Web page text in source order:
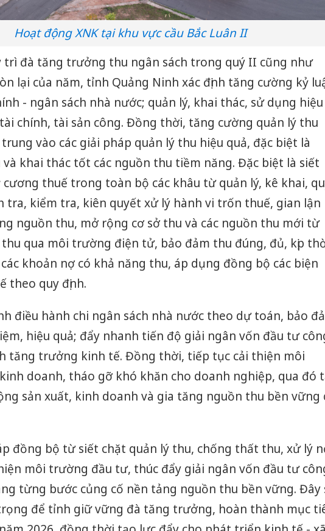
Hoạt động XNK tại khu vực cầu Bắc Luân II
trì đà tăng trưởng thu ngân sách trong quý II cũng như
lại của năm, tỉnh Quảng Ninh xác định tăng cường kỷ
- ngân sách nhà nước; quản lý, khai thác, sử dụng hiệu
chính, tài sản công. Đồng thời, tăng cường quản lý thu
vào các giải pháp quản lý thu hiệu quả, đặc biệt là
khai thác tốt các nguồn thu tiềm năng. Đặc biệt là siết
cương thuế trong toàn bộ các khâu từ quản lý, kê khai,
tra, kiểm tra, kiên quyết xử lý hành vi trốn thuế, gian lận
nguồn thu, mở rộng cơ sở thu và các nguồn thu mới từ
qua môi trường điện tử, bảo đảm thu đúng, đủ, kịp
khoản nợ có khả năng thu, áp dụng đồng bộ các biện
theo quy định.
điều hành chi ngân sách nhà nước theo dự toán, bảo
hiệu quả; đẩy nhanh tiến độ giải ngân vốn đầu tư
tăng trưởng kinh tế. Đồng thời, tiếp tục cải thiện môi
doanh, tháo gỡ khó khăn cho doanh nghiệp, qua đó
sản xuất, kinh doanh và gia tăng nguồn thu bền vững
đồng bộ từ siết chặt quản lý thu, chống thất thu, xử lý
môi trường đầu tư, thúc đẩy giải ngân vốn đầu tư
từng bước củng cố nền tảng nguồn thu bền vững. Đây
để tỉnh giữ vững đà tăng trưởng, hoàn thành mụctìm
án